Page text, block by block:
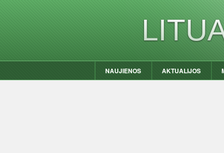
NAUJIENOS AKTUALIJOS